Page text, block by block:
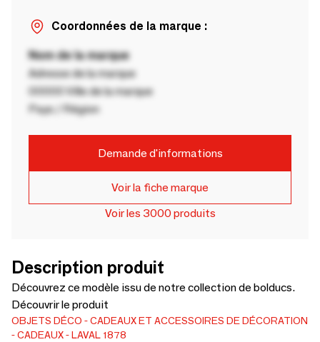
Coordonnées de la marque :
Nom de la marque
Adresse de la marque
00000 Ville de la marque
Pays / Région
Demande d'informations
Voir la fiche marque
Voir les 3000 produits
Description produit
Découvrez ce modèle issu de notre collection de bolducs.
Découvrir le produit
OBJETS DÉCO
CADEAUX ET ACCESSOIRES DE DÉCORATION
CADEAUX
LAVAL 1878